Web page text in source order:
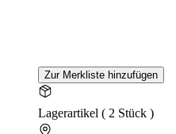
Zur Merkliste hinzufügen
Lagerartikel ( 2 Stück )